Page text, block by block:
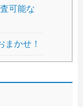
可能な
まかせ！